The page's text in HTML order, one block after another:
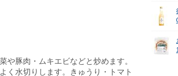
豚肉・ムキエビなどと炒めます。
く水切りします。きゅうり・トマト